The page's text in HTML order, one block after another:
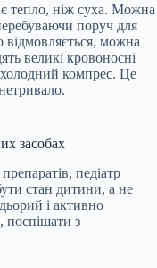
тепло, ніж суха. Можна
поруч для
можна
великі кровоносні
компрес. Це
засобах
педіатр
стан дитини, а не
і активно
поспішати з